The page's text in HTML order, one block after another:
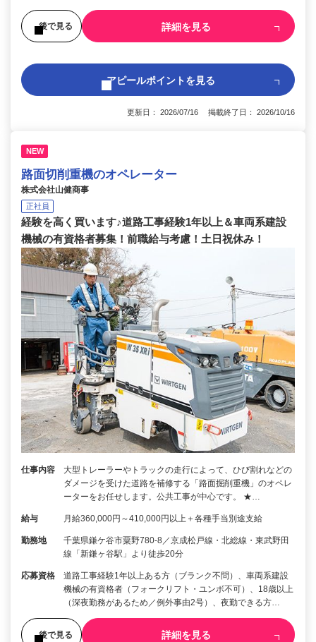
後で見る 詳細を見る
アピールポイントを見る
更新日： 2026/07/16 掲載終了日： 2026/10/16
NEW
路面切削重機のオペレーター
株式会社山健商事
正社員
経験を高く買います♪道路工事経験1年以上＆車両系建設
機械の有資格者募集！前職給与考慮！土日祝休み！
仕事内容
大型トレーラーやトラックの走行によって、ひび割れなどの
ダメージを受けた道路を補修する「路面掘削重機」のオペレ
ーターをお任せします。公共工事が中心です。 ★…
給与 月給360,000円～410,000円以上＋各種手当別途支給
勤務地
千葉県鎌ケ谷市粟野780-8／京成松戸線・北総線・東武野田
線「新鎌ヶ谷駅」より徒歩20分
応募資格
道路工事経験1年以上ある方（ブランク不問）、車両系建設
機械の有資格者（フォークリフト・ユンボ不可）、18歳以上
（深夜勤務があるため／例外事由2号）、夜勤できる方…
後で見る 詳細を見る